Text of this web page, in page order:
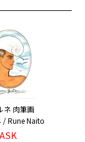
ネ 肉筆画
/ Rune Naito
ASK